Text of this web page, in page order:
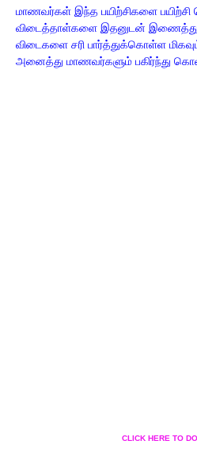
மாணவர்கள் இந்த பயிற்சிகளை பயிற்சி
விடைத்தாள்களை இதனுடன் இணைத்து
விடைகளை சரி பார்த்துக்கொள்ள
அனைத்து மாணவர்களும் பகிர்ந்து
CLICK HERE TO